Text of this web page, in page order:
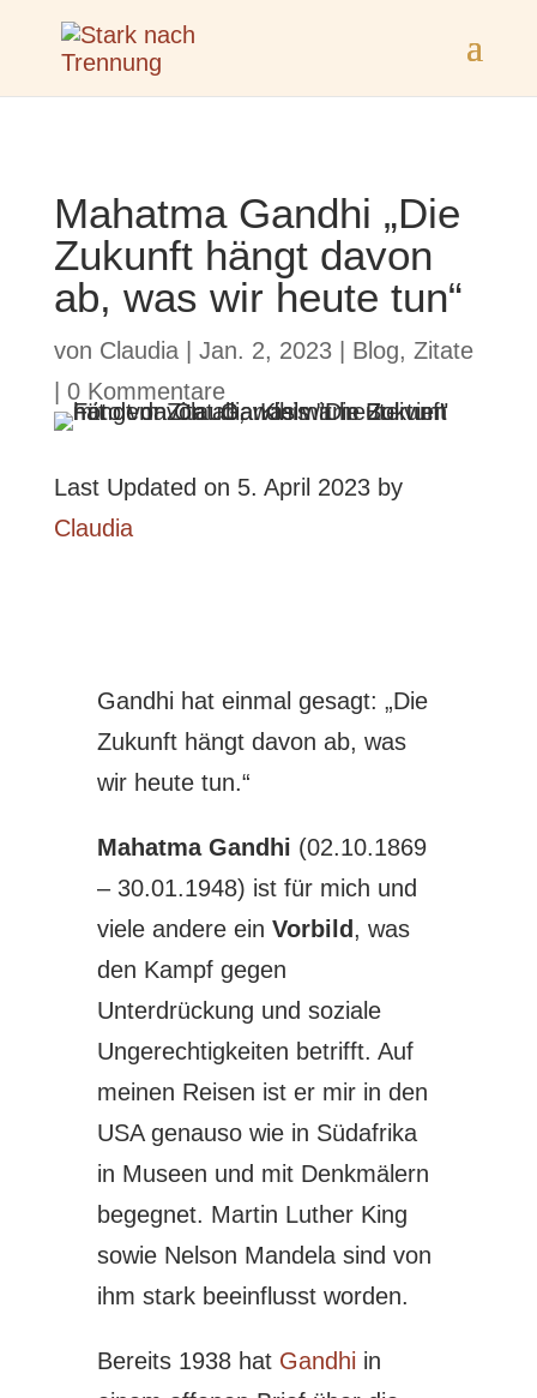
Mahatma Gandhi „Die
Zukunft hängt davon
ab, was wir heute tun“
von Claudia| Jan. 2, 2023| Blog, Zitate
0 Kommentare
Last Updated on 5. April 2023 by
Claudia
Gandhi hat einmal gesagt: „Die
Zukunft hängt davon ab, was
wir heute tun.“
Mahatma Gandhi (02.10.1869
– 30.01.1948) ist für mich und
viele andere ein Vorbild , was
den Kampf gegen
Unterdrückung und soziale
Ungerechtigkeiten betrifft. Auf
meinen Reisen ist er mir in den
USA genauso wie in Südafrika
in Museen und mit Denkmälern
begegnet. Martin Luther King
sowie Nelson Mandela sind von
ihm stark beeinflusst worden.
Bereits 1938 hat Gandhi in